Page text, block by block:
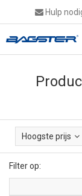
Hulp
Hoogste prijs
Filter op: